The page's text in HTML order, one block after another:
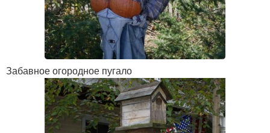
Забавное огородное пугало